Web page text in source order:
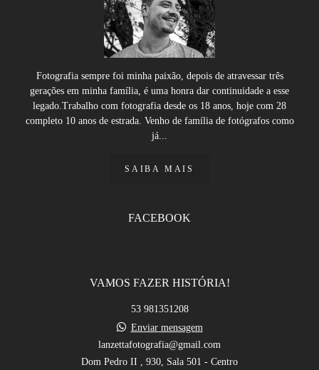
Fotografia sempre foi minha paixão, depois de atravessar três
gerações em minha família, é uma honra dar continuidade a esse
legado.Trabalho com fotografia desde os 18 anos, hoje com 28
completo 10 anos de estrada. Venho de família de fotógrafos como
já...
SAIBA MAIS
FACEBOOK
VAMOS FAZER HISTÓRIA!
53 981351208
Enviar mensagem
lanzettafotografia@gmail.com
Dom Pedro II , 930, Sala 501 - Centro